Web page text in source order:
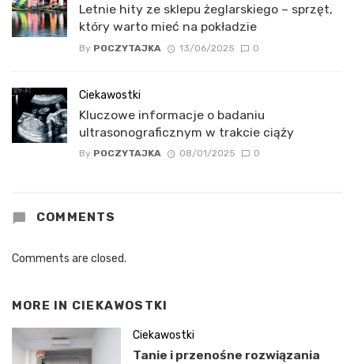
Letnie hity ze sklepu żeglarskiego – sprzęt,
który warto mieć na pokładzie
By POCZYTAJKA 13/06/2025 0
Ciekawostki
Kluczowe informacje o badaniu
ultrasonograficznym w trakcie ciąży
By POCZYTAJKA 08/01/2025 0
COMMENTS
Comments are closed.
MORE IN CIEKAWOSTKI
Ciekawostki
Tanie i przenośne rozwiązania